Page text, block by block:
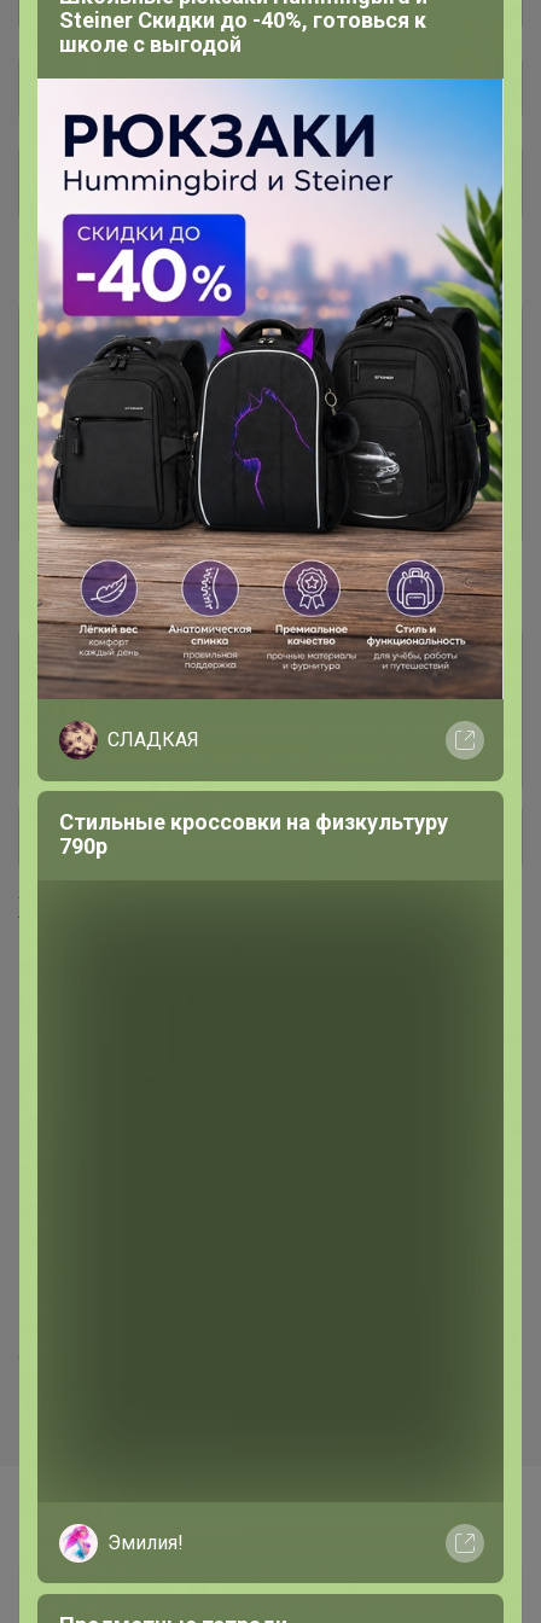
Чат в Telegram 💌 1
#1 ГОТОВИМСЯ к ПОСАДКАМ
1 грунты, субстраты: рассадные,
универсальные, цветочные
186
2 рассадные ёмкости 137
3 фитосвет 30
#1 грунты, удобрения
2 удобрения и регуляторы роста 571
3 защита от насекомых и
грызунов
293
+ Ещё 13 каталогов
Хиты продаж
Укрывной материал 60 черн.
Самые желанные
Steiner Скидки до -40%, готовься к
школе с выгодой
СЛАДКАЯ
Стильные кроссовки на физкультуру
790р
Эмилия!